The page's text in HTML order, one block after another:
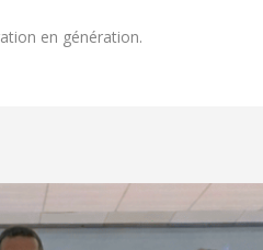
en génération.